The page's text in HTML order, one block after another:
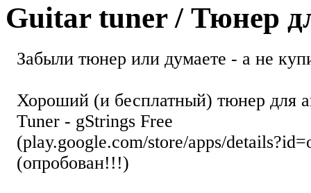
Guitar tuner / Тюнер
Забыли тюнер или думаете - а не
Хороший (и бесплатный) тюнер для
Tuner - gStrings Free
(play.google.com/store/apps/
(опробован!!!)